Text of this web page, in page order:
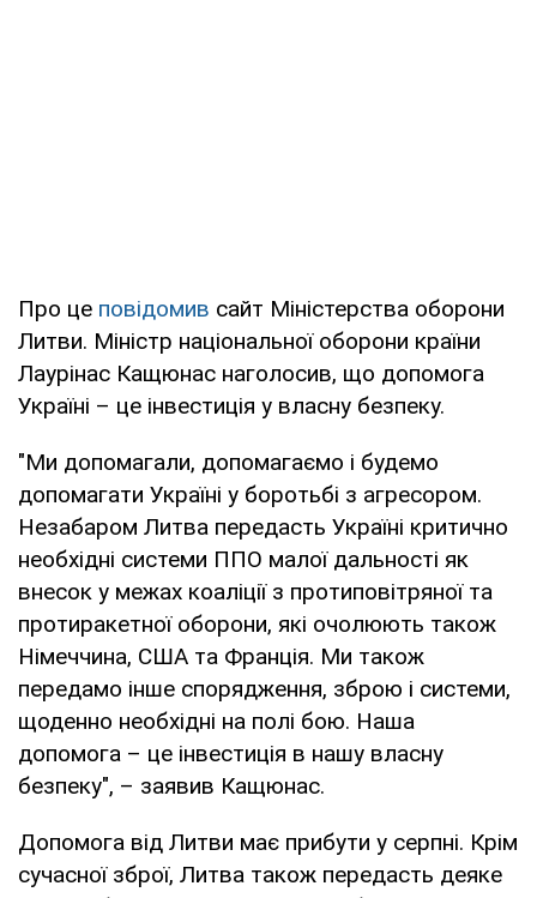
Про це повідомив сайт Міністерства оборони
Литви. Міністр національної оборони країни
Лаурінас Кащюнас наголосив, що допомога
Україні – це інвестиція у власну безпеку.
"Ми допомагали, допомагаємо і будемо
допомагати Україні у боротьбі з агресором.
Незабаром Литва передасть Україні критично
необхідні системи ППО малої дальності як
внесок у межах коаліції з протиповітряної та
протиракетної оборони, які очолюють також
Німеччина, США та Франція. Ми також
передамо інше спорядження, зброю і системи,
щоденно необхідні на полі бою. Наша
допомога – це інвестиція в нашу власну
безпеку", – заявив Кащюнас.
Допомога від Литви має прибути у серпні. Крім
сучасної зброї, Литва також передасть деяке